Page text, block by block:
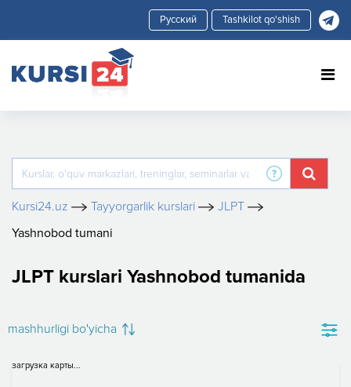
Tashkilot qo'shish
Kursi24.uz Tayyorgarlik kurslari
JLPT
Yashnobod tumani
JLPT kurslari Yashnobod tumanida
mashhurligi bo'yicha
загрузка карты...